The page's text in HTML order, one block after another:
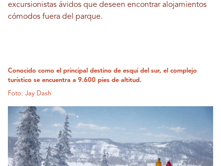
excursionistas ávidos que deseen encontrar alojamientos
cómodos fuera del parque.
Conocido como el principal destino de esquí del sur, el complejo
turístico se encuentra a 9.600 pies de altitud.
Foto: Jay Dash